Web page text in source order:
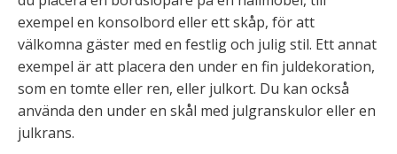
exempel en konsolbord eller ett skåp, för att
välkomna gäster med en festlig och julig stil. Ett annat
exempel är att placera den under en fin juldekoration,
som en tomte eller ren, eller julkort. Du kan också
använda den under en skål med julgranskulor eller en
julkrans.